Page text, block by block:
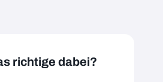
richtige dabei?